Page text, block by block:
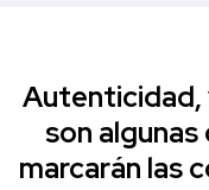
Autenticidad,
son
marcarán las